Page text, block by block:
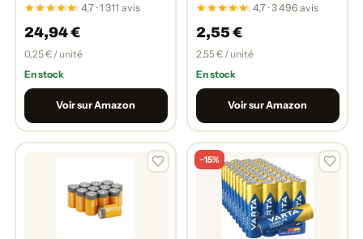
4,7 · 1 311 avis
24,94 €
0,25 € / unité
En stock
Voir sur Amazon
enfants, pour petits appareils
électroniques - clés de
voiture, télécommandes,
balances
4,7 · 3 496 avis
2,55 €
2,55 € / unité
En stock
Voir sur Amazon
−15%